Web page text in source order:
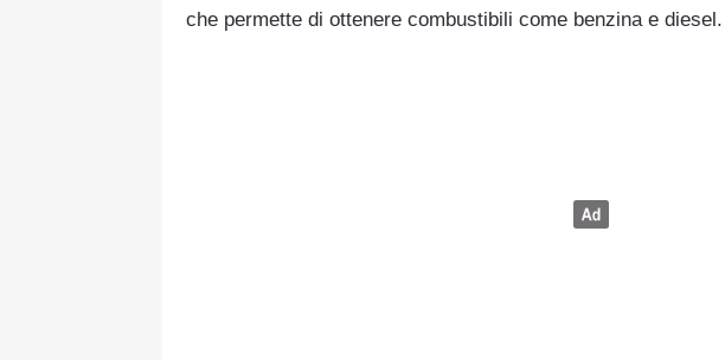
che permette di ottenere combustibili come benzina e diesel.